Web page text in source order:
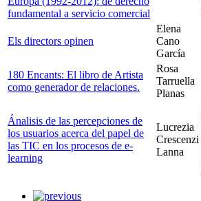
fundamental a servicio comercial
Els directors opinen
Elena
Cano
García
180 Encants: El libro de Artista
como generador de relaciones.
Rosa
Tarruella
Planas
Ánalisis de las percepciones de
los usuarios acerca del papel de
las TIC en los procesos de e-
learning
Lucrezia
Crescenzi
Lanna